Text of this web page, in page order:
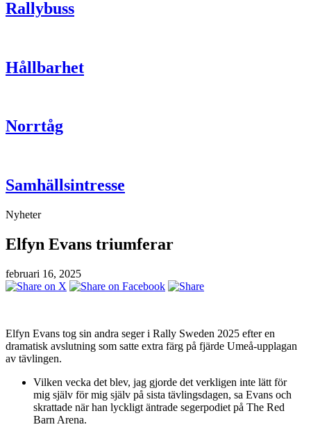
Rallybuss
Hållbarhet
Norrtåg
Samhällsintresse
Nyheter
Elfyn Evans triumferar
februari 16, 2025
Elfyn Evans tog sin andra seger i Rally Sweden 2025 efter en
dramatisk avslutning som satte extra färg på fjärde Umeå-upplagan
av tävlingen.
Vilken vecka det blev, jag gjorde det verkligen inte lätt för
mig själv för mig själv på sista tävlingsdagen, sa Evans och
skrattade när han lyckligt äntrade segerpodiet på The Red
Barn Arena.